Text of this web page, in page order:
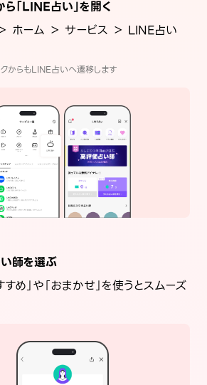
「LINE占い」を開く
ホーム ＞ サービス ＞ LINE占い
からもLINE占いへ遷移します
師を選ぶ
すめ」や「おまかせ」を使うとスムーズ